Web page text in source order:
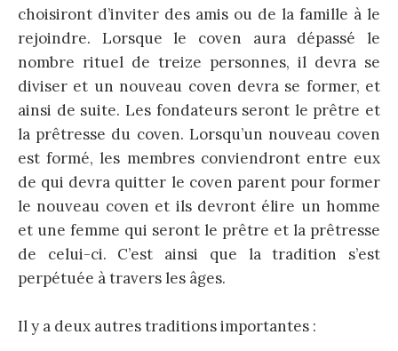
choisiront d’inviter des amis ou de la famille à le
rejoindre. Lorsque le coven aura dépassé le
nombre rituel de treize personnes, il devra se
diviser et un nouveau coven devra se former, et
ainsi de suite. Les fondateurs seront le prêtre et
la prêtresse du coven. Lorsqu’un nouveau coven
est formé, les membres conviendront entre eux
de qui devra quitter le coven parent pour former
le nouveau coven et ils devront élire un homme
et une femme qui seront le prêtre et la prêtresse
de celui-ci. C’est ainsi que la tradition s’est
perpétuée à travers les âges.
Il y a deux autres traditions importantes :